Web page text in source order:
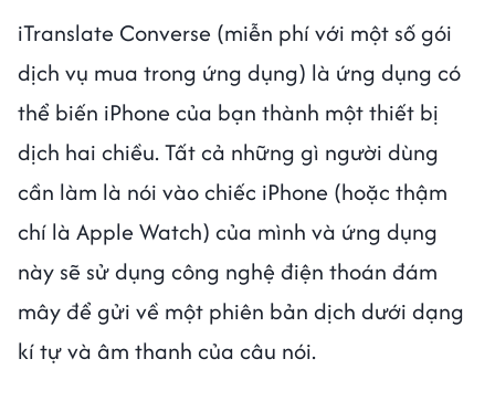
iTranslate Converse (miễn phí với một số gói
dịch vụ mua trong ứng dụng) là ứng dụng có
thể biến iPhone của bạn thành một thiết bị
dịch hai chiều. Tất cả những gì người dùng
cần làm là nói vào chiếc iPhone (hoặc thậm
chí là Apple Watch) của mình và ứng dụng
này sẽ sử dụng công nghệ điện thoán đám
mây để gửi về một phiên bản dịch dưới dạng
kí tự và âm thanh của câu nói.